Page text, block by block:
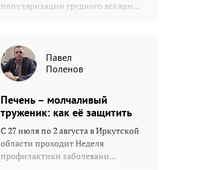
популяризации грудного вскарм...
Павел
Поленов
Печень – молчаливый
труженик: как её защитить
С 27 июля по 2 августа в Иркутской
области проходит Неделя
профилактики заболевани...